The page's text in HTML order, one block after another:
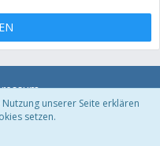
unserer Seite erklären
setzen.